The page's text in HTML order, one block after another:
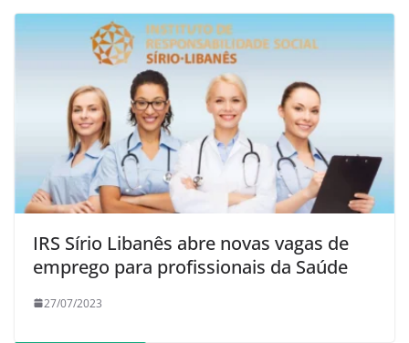
IRS Sírio Libanês abre novas vagas de
emprego para profissionais da Saúde
27/07/2023